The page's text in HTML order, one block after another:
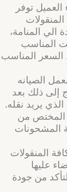
توفر
الي المنامة،
المناسب
السعر المناسب
الصيانه
إلى ذلك بعد
يريد نقله.
المختص من
المشحونات
المنقولات
عليها
من جودة